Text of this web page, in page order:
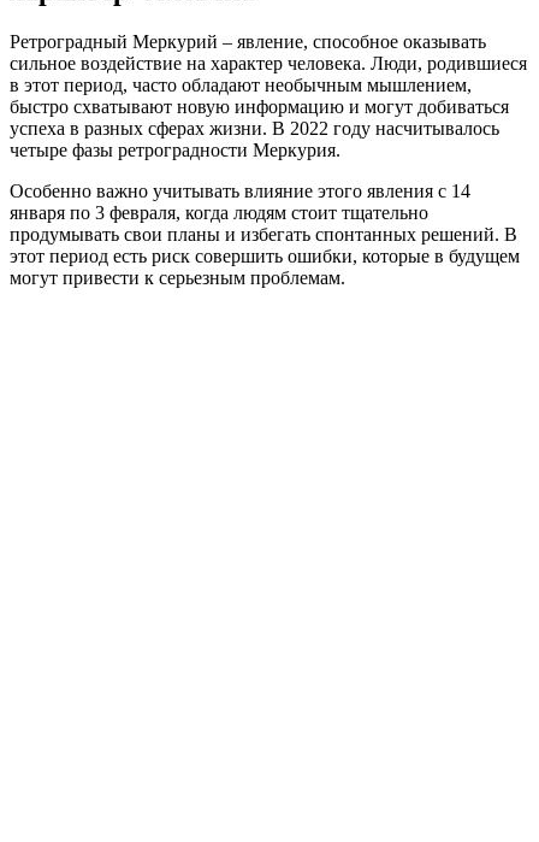
Ретроградный Меркурий – явление, способное оказывать
сильное воздействие на характер человека. Люди, родившиеся
в этот период, часто обладают необычным мышлением,
быстро схватывают новую информацию и могут добиваться
успеха в разных сферах жизни. В 2022 году насчитывалось
четыре фазы ретроградности Меркурия.
Особенно важно учитывать влияние этого явления с 14
января по 3 февраля, когда людям стоит тщательно
продумывать свои планы и избегать спонтанных решений. В
этот период есть риск совершить ошибки, которые в будущем
могут привести к серьезным проблемам.